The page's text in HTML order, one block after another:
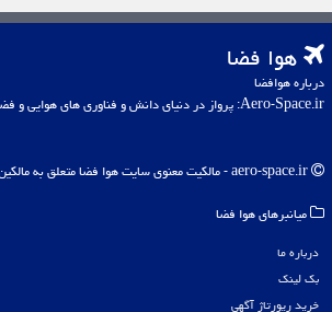
هوا فضا
درباره هوافضا
Aero-Space.ir: پرواز در دنیای دانش و فناوری های هوایی و فضایی، از زمین تا کهکشان
میانبرهای هوا فضا
درباره ما
بک لینک
خرید رپورتاژ آگهی